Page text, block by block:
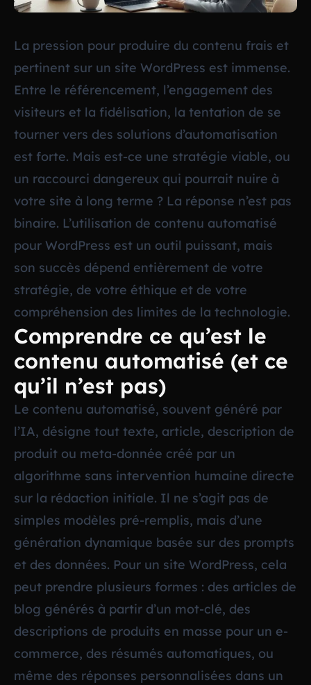
La pression pour produire du contenu frais et
pertinent sur un site WordPress est immense.
Entre le référencement, l’engagement des
visiteurs et la fidélisation, la tentation de se
tourner vers des solutions d’automatisation
est forte. Mais est-ce une stratégie viable, ou
un raccourci dangereux qui pourrait nuire à
votre site à long terme ? La réponse n’est pas
binaire. L’utilisation de contenu automatisé
pour WordPress est un outil puissant, mais
son succès dépend entièrement de votre
stratégie, de votre éthique et de votre
compréhension des limites de la technologie.
Comprendre ce qu’est le
contenu automatisé (et ce
qu’il n’est pas)
Le contenu automatisé, souvent généré par
l’IA, désigne tout texte, article, description de
produit ou meta-donnée créé par un
algorithme sans intervention humaine directe
sur la rédaction initiale. Il ne s’agit pas de
simples modèles pré-remplis, mais d’une
génération dynamique basée sur des prompts
et des données. Pour un site WordPress, cela
peut prendre plusieurs formes : des articles de
blog générés à partir d’un mot-clé, des
descriptions de produits en masse pour un e-
commerce, des résumés automatiques, ou
même des réponses personnalisées dans un